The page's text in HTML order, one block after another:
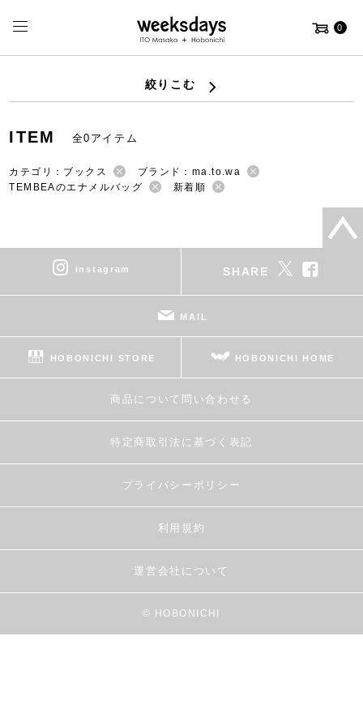
0
絞りこむ
ITEM 全0アイテム
カテゴリ：ブックス
ブランド：ma.to.wa
TEMBEAのエナメルバッグ
新着順
instagram SHARE
MAIL
HOBONICHI STORE HOBONICHI HOME
商品について問い合わせる
特定商取引法に基づく表記
プライバシーポリシー
利用規約
運営会社について
© HOBONICHI